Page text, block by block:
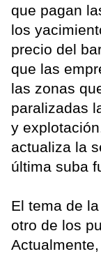
que pagan
los
precio del
que las
las zonas
paralizadas
y
actualiza la
última suba
El tema de
otro de los